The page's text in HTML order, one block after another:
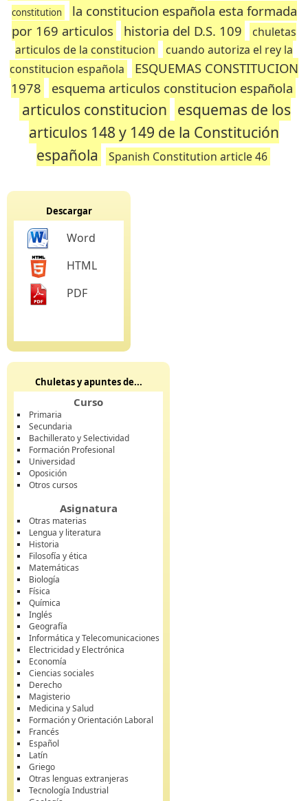
constitution
la constitucion española esta formada
por 169 articulos
historia del D.S. 109
chuletas
articulos de la constitucion
cuando autoriza el rey la
constitucion española
ESQUEMAS CONSTITUCION
1978
esquema articulos constitucion española
articulos constitucion esquemas de los
articulos 148 y 149 de la Constitución
española
Spanish Constitution article 46
Descargar
Word
HTML
PDF
Chuletas y apuntes de...
Curso
Primaria
Secundaria
Bachillerato y Selectividad
Formación Profesional
Universidad
Oposición
Otros cursos
Asignatura
Otras materias
Lengua y literatura
Historia
Filosofía y ética
Matemáticas
Biología
Física
Química
Inglés
Geografía
Informática y Telecomunicaciones
Electricidad y Electrónica
Economía
Ciencias sociales
Derecho
Magisterio
Medicina y Salud
Formación y Orientación Laboral
Francés
Español
Latín
Griego
Otras lenguas extranjeras
Tecnología Industrial